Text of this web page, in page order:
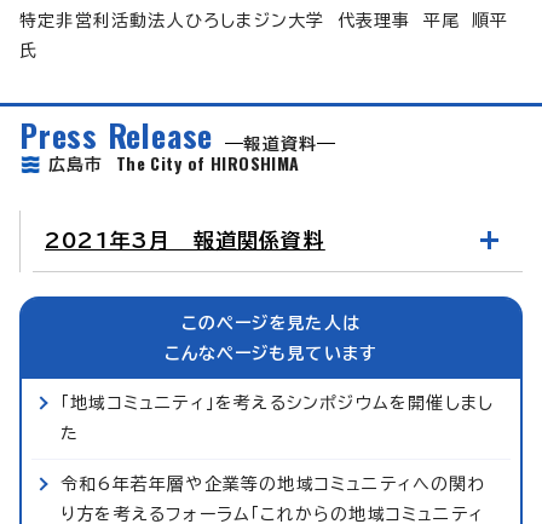
特定非営利活動法人ひろしまジン大学 代表理事 平尾 順平
氏
Press Release
報道資料
広島市 The City of HIROSHIMA
2021年3月 報道関係資料
このページを見た人は
こんなページも見ています
「地域コミュニティ」を考えるシンポジウムを開催しまし
た
令和6年若年層や企業等の地域コミュニティへの関わ
り方を考えるフォーラム「これからの地域コミュニティ